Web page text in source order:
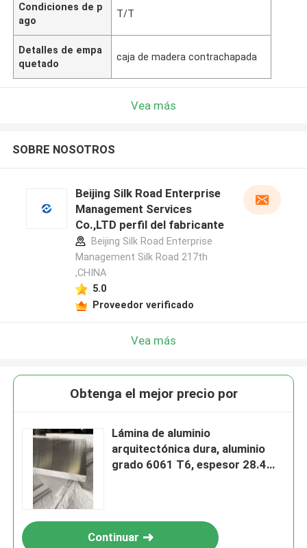
Condiciones de p
ago
T/T
Detalles de empa
quetado
caja de madera contrachapada
Vea más
SOBRE NOSOTROS
Beijing Silk Road Enterprise
Management Services
Co.,LTD perfil del fabricante
Beijing Silk Road Enterprise
Management Silk Road 217th
,CHINA
5.0
Proveedor verificado
Vea más
Obtenga el mejor precio por
Lámina de aluminio
arquitectónica dura, aluminio
grado 6061 T6, espesor 28.4
Continuar